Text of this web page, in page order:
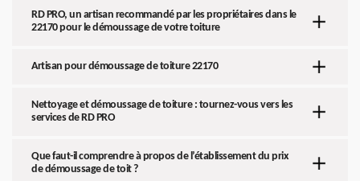
RD PRO, un artisan recommandé par les propriétaires dans le
22170 pour le démoussage de votre toiture
Artisan pour démoussage de toiture 22170
Nettoyage et démoussage de toiture : tournez-vous vers les
services de RD PRO
Que faut-il comprendre à propos de l’établissement du prix
de démoussage de toit ?